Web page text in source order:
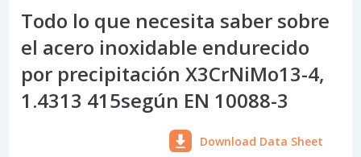
Todo lo que necesita saber sobre
el acero inoxidable endurecido
por precipitación X3CrNiMo13-4,
1.4313 415según EN 10088-3
Download Data Sheet